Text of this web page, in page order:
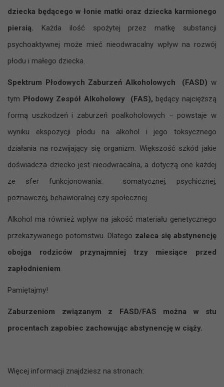
dziecka będącego w łonie matki oraz dziecka karmionego
piersią. Każda ilość spożytej przez matkę substancji
psychoaktywnej może mieć nieodwracalny wpływ na rozwój
płodu i małego dziecka.
Spektrum Płodowych Zaburzeń Alkoholowych (FASD) w
tym Płodowy Zespół Alkoholowy (FAS), będący najcięższą
formą uszkodzeń i zaburzeń poalkoholowych – powstaje w
wyniku ekspozycji płodu na alkohol i jego toksycznego
działania na rozwijający się organizm. Większość szkód jakie
doświadcza dziecko jest nieodwracalna, a dotyczą one każdej
ze sfer funkcjonowania: somatycznej, psychicznej,
poznawczej, behawioralnej czy społecznej.
Alkohol ma również wpływ na jakość materiału genetycznego
przekazywanego potomstwu. Dlatego zaleca się abstynencję
obojga rodziców przynajmniej trzy miesiące przed
zapłodnieniem.
Pamiętajmy!
Zaburzeniom związanym z FASD/FAS można w stu
procentach zapobiec zachowując abstynencję w ciąży.
Więcej informacji znajdziesz na stronach: